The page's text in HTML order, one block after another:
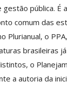
pública. É
comum das
Plurianual, o
brasileiras
o
a autoria da
Atualização
Coletiva
Comunicacao